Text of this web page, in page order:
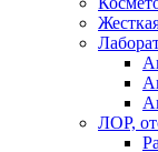
ЛОР,